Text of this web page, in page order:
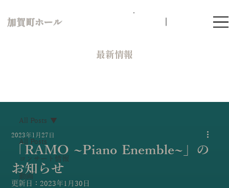
加賀町ホール
​最新情報
All Posts
コンサート情報
動画
All Posts
「RAMO ~Piano Enemble~」の
お知らせ
2023年1月27日
更新日： 2023年1月30日